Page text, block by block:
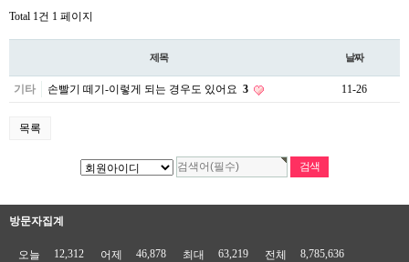
Total 1건 1 페이지
제목 날짜
기타 손빨기 떼기-이렇게 되는 경우도 있어요 3 11-26
목록
방문자집계
오늘 12,312 어제 46,878 최대 63,219 전체 8,785,636